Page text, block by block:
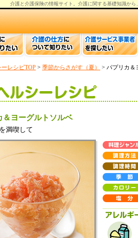
介護と介護保険の情報サイト。 介護に関する基礎知識から、
レシピTOP > 季節からさがす（夏） > パプリカ＆
＆ヨーグルトソルベ
満喫して